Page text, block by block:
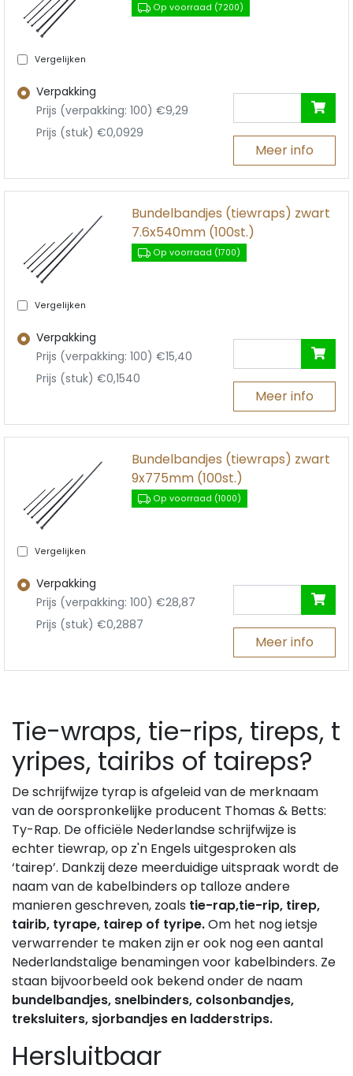
Vergelijken
Op voorraad (7200)
Verpakking
Prijs (verpakking: 100) €9,29
Prijs (stuk) €0,0929
Meer info
Vergelijken
Bundelbandjes (tiewraps) zwart
7.6x540mm (100st.)
Op voorraad (1700)
Verpakking
Prijs (verpakking: 100) €15,40
Prijs (stuk) €0,1540
Meer info
Vergelijken
Bundelbandjes (tiewraps) zwart
9x775mm (100st.)
Op voorraad (1000)
Verpakking
Prijs (verpakking: 100) €28,87
Prijs (stuk) €0,2887
Meer info
Tie-wraps, tie-rips, tireps, t
yripes, tairibs of taireps?
De schrijfwijze tyrap is afgeleid van de merknaam
van de oorspronkelijke producent Thomas & Betts:
Ty-Rap. De officiële Nederlandse schrijfwijze is
echter tiewrap, op z'n Engels uitgesproken als
‘tairep’. Dankzij deze meerduidige uitspraak wordt de
naam van de kabelbinders op talloze andere
manieren geschreven, zoals tie-rap,tie-rip, tirep,
tairib, tyrape, tairep of tyripe.Om het nog ietsje
verwarrender te maken zijn er ook nog een aantal
Nederlandstalige benamingen voor kabelbinders. Ze
staan bijvoorbeeld ook bekend onder de naam
bundelbandjes, snelbinders, colsonbandjes,
treksluiters, sjorbandjes en ladderstrips.
Hersluitbaar